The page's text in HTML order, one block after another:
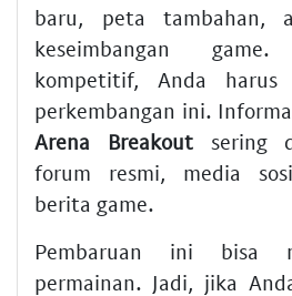
baru, peta tambahan,
keseimbangan
kompetitif, Anda harus
perkembangan ini.
Arena Breakoutsering
forum resmi, media
berita game.
Pembaruan ini bisa
permainan. Jadi, jika